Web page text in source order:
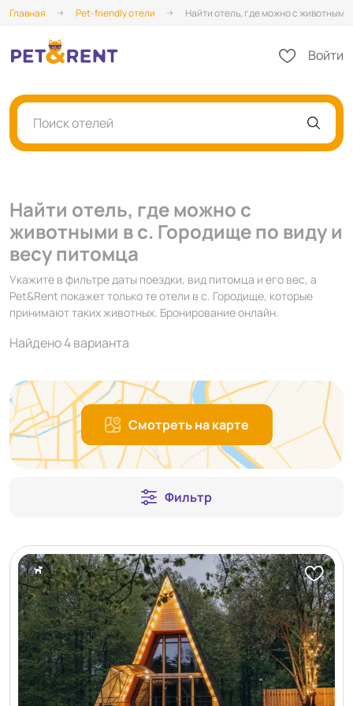
Главная Pet-friendly отели Найти отель, где можно с животными
Войти
Поиск отелей
Найти отель, где можно с
животными в с. Городище по виду и
весу питомца
Укажите в фильтре даты поездки, вид питомца и его вес, а
Pet&Rent покажет только те отели в с. Городище, которые
принимают таких животных. Бронирование онлайн.
Найдено 4 варианта
Смотреть на карте
Фильтр